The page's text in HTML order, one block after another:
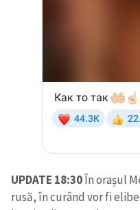
Trimite o informație
UPDATE 18:30În orașul
rusă, în curând vor fi